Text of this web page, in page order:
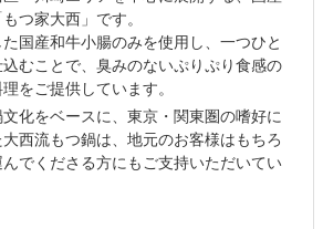
つ家大西」です。
国産和牛小腸のみを使用し、一つひと
むことで、臭みのないぷりぷり食感の
をご提供しています。
化をベースに、東京・関東圏の嗜好に
西流もつ鍋は、地元のお客様はもちろ
でくださる方にもご支持いただいてい